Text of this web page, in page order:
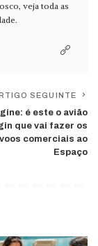
veja toda as
.
SEGUINTE
é este o avião
que vai fazer os
comerciais ao
Espaço